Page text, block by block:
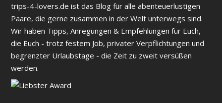
trips-4-lovers.de ist das Blog für alle abenteuerlustigen
Paare, die gerne zusammen in der Welt unterwegs sind.
Wir haben Tipps, Anregungen & Empfehlungen für Euch,
die Euch - trotz festem Job, privater Verpflichtungen und
begrenzter Urlaubstage - die Zeit zu zweit versüßen
werden.